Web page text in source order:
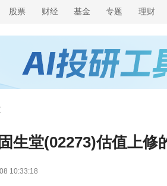
股票 财经 基金 专题 理财
生堂(02273)估值上修
10:33:18